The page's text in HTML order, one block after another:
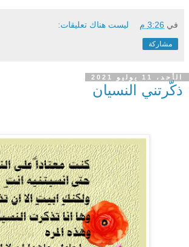
في 3:26 م ليست هناك تعليقات:
مشاركة
الأحد، 11 يوليو 2021
ذكّرتني النسيان